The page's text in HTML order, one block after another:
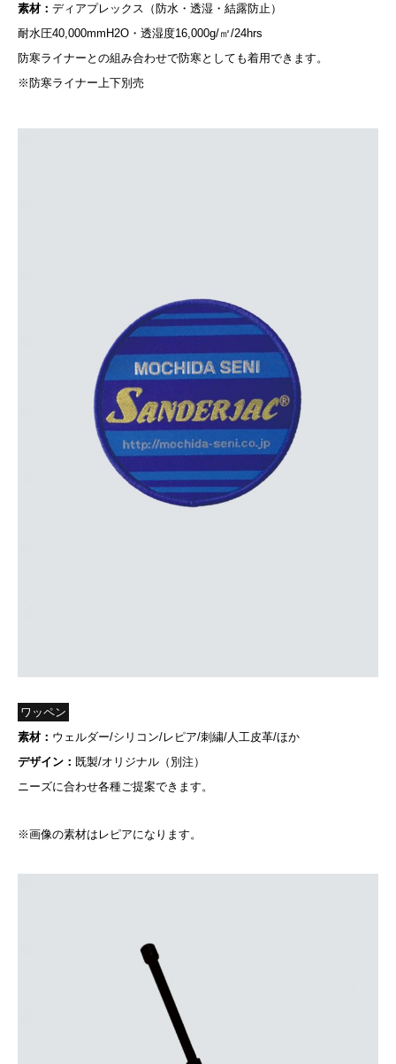
素材： ディアプレックス（防水・透湿・結露防止）
耐水圧40,000mmH2O・透湿度16,000g/㎡/24hrs
防寒ライナーとの組み合わせで防寒としても着用できます。
※防寒ライナー上下別売
ワッペン
素材： ウェルダー/シリコン/レピア/刺繍/人工皮革/ほか
デザイン： 既製/オリジナル（別注）
ニーズに合わせ各種ご提案できます。
※画像の素材はレピアになります。